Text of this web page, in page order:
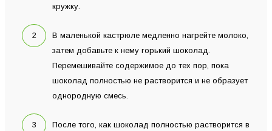
кружку.
В маленькой кастрюле медленно нагрейте молоко,
затем добавьте к нему горький шоколад.
Перемешивайте содержимое до тех пор, пока
шоколад полностью не растворится и не образует
однородную смесь.
После того, как шоколад полностью растворится в